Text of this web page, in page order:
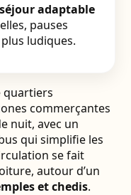
adaptable
pauses
ludiques.
quartiers
commerçantes
nuit, avec un
qui simplifie les
se fait
autour d’un
et chedis.